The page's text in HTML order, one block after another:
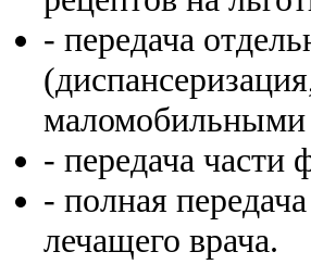
- передача
маломобильными
- передача
- полная
лечащего врача.